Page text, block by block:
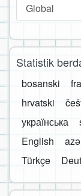
Global
Statistik
bosanski
hrvatski
українська
English
Türkçe